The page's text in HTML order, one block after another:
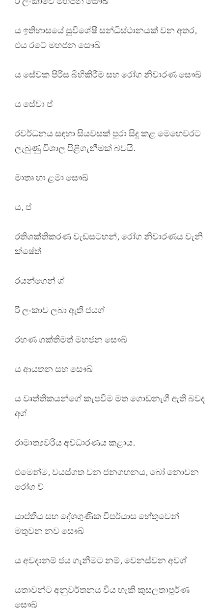
ය ඉතිහාසයේ සුවිශේෂී සන්ධිස්ථානයක් වන අතර,
එය රටේ මහජන සෞඛ්
ය සේවක පිරිස බිහිකිරීම සහ රෝග නිවාරණ සෞඛ්
ය සේවා ප්
රවර්ධනය සඳහා සියවසක් පුරා සිදු කළ මෙහෙවරට
ලැබුණු විශාල පිළිගැනීමක් බවයි.
මාතෘ හා ළමා සෞඛ්
ය, ප්
රතිශක්තිකරණ වැඩසටහන්, රෝග නිවාරණය වැනි
ක්ෂේත්
රයන්ගෙන් ශ්
රී ලංකාව ලබා ඇති ජයග්
රහණ ශක්තිමත් මහජන සෞඛ්
ය ආයතන සහ සෞඛ්
ය වෘත්තිකයන්ගේ කැපවීම මත ගොඩනැගී ඇති බවද
අග්
රාමාත්‍යවරිය අවධාරණය කළාය.
එමෙන්ම, වයස්ගත වන ජනගහනය, බෝ නොවන
රෝග ව්
යාප්තිය සහ දේශගුණික විපර්යාස හේතුවෙන්
මතුවන නව සෞඛ්
ය අවදානම් ජය ගැනීමට නම්, වෙනස්වන අවශ්
යතාවන්ට අනුවර්තනය විය හැකි කුසලතාපූර්ණ
සෞඛ්